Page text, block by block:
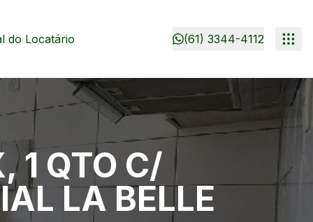
do Locatário (61) 3344-4112
1 QTO C/
LA BELLE